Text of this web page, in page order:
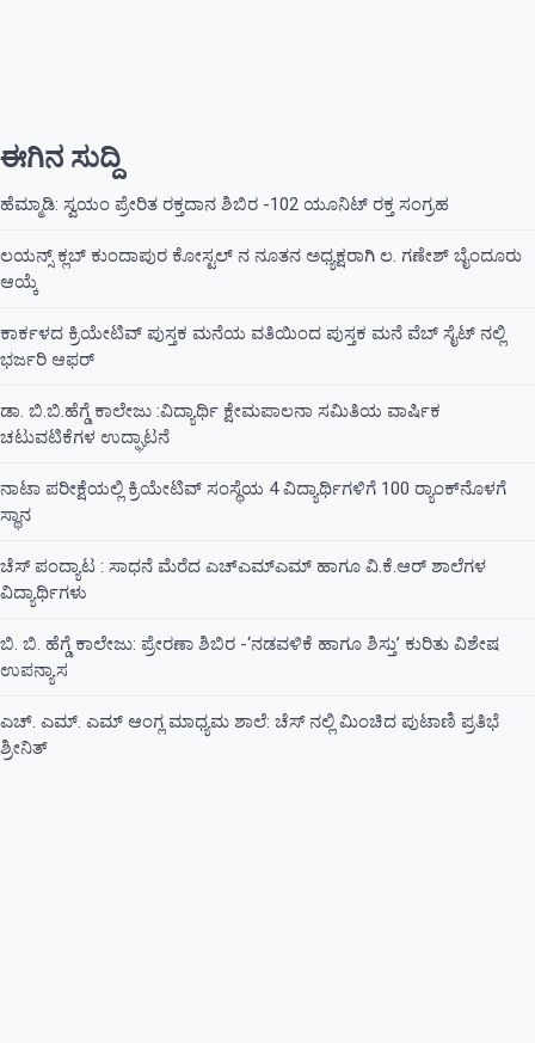
ಈಗಿನ ಸುದ್ದಿ
ಹೆಮ್ಮಾಡಿ: ಸ್ವಯಂ ಪ್ರೇರಿತ ರಕ್ತದಾನ ಶಿಬಿರ -102 ಯೂನಿಟ್ ರಕ್ತ ಸಂಗ್ರಹ
ಲಯನ್ಸ್ ಕ್ಲಬ್ ಕುಂದಾಪುರ ಕೋಸ್ಟಲ್ ನ ನೂತನ ಅಧ್ಯಕ್ಷರಾಗಿ ಲ. ಗಣೇಶ್ ಬೈಂದೂರು
ಆಯ್ಕೆ
ಕಾರ್ಕಳದ ಕ್ರಿಯೇಟಿವ್ ಪುಸ್ತಕ ಮನೆಯ ವತಿಯಿಂದ ಪುಸ್ತಕ ಮನೆ ವೆಬ್ ಸೈಟ್ ನಲ್ಲಿ
ಭರ್ಜರಿ ಆಫರ್
ಡಾ. ಬಿ.ಬಿ.ಹೆಗ್ಡೆ ಕಾಲೇಜು :ವಿದ್ಯಾರ್ಥಿ ಕ್ಷೇಮಪಾಲನಾ ಸಮಿತಿಯ ವಾರ್ಷಿಕ
ಚಟುವಟಿಕೆಗಳ ಉದ್ಘಾಟನೆ
ನಾಟಾ ಪರೀಕ್ಷೆಯಲ್ಲಿ ಕ್ರಿಯೇಟಿವ್ ಸಂಸ್ಥೆಯ 4 ವಿದ್ಯಾರ್ಥಿಗಳಿಗೆ 100 ರ‍್ಯಾಂಕ್‌ನೊಳಗೆ
ಸ್ಥಾನ
ಚೆಸ್ ಪಂದ್ಯಾಟ : ಸಾಧನೆ ಮೆರೆದ ಎಚ್ಎಮ್ಎಮ್ ಹಾಗೂ ವಿ.ಕೆ.ಆರ್ ಶಾಲೆಗಳ
ವಿದ್ಯಾರ್ಥಿಗಳು
ಬಿ. ಬಿ. ಹೆಗ್ಡೆ ಕಾಲೇಜು: ಪ್ರೇರಣಾ ಶಿಬಿರ -‘ನಡವಳಿಕೆ ಹಾಗೂ ಶಿಸ್ತು’ ಕುರಿತು ವಿಶೇಷ
ಉಪನ್ಯಾಸ
ಎಚ್. ಎಮ್. ಎಮ್ ಆಂಗ್ಲ ಮಾಧ್ಯಮ ಶಾಲೆ: ಚೆಸ್ ನಲ್ಲಿ ಮಿಂಚಿದ ಪುಟಾಣಿ ಪ್ರತಿಭೆ
ಶ್ರೀನಿತ್